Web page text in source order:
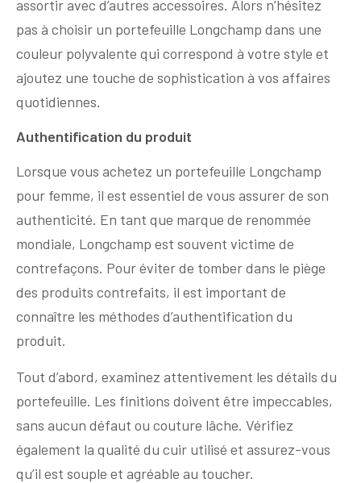
assortir avec d’autres accessoires. Alors n’hésitez
pas à choisir un portefeuille Longchamp dans une
couleur polyvalente qui correspond à votre style et
ajoutez une touche de sophistication à vos affaires
quotidiennes.
Authentification du produit
Lorsque vous achetez un portefeuille Longchamp
pour femme, il est essentiel de vous assurer de son
authenticité. En tant que marque de renommée
mondiale, Longchamp est souvent victime de
contrefaçons. Pour éviter de tomber dans le piège
des produits contrefaits, il est important de
connaître les méthodes d’authentification du
produit.
Tout d’abord, examinez attentivement les détails du
portefeuille. Les finitions doivent être impeccables,
sans aucun défaut ou couture lâche. Vérifiez
également la qualité du cuir utilisé et assurez-vous
qu’il est souple et agréable au toucher.